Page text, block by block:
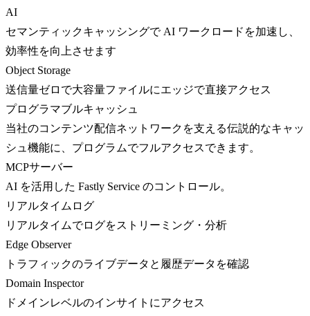
AI
セマンティックキャッシングで AI ワークロードを加速し、
効率性を向上させます
Object Storage
送信量ゼロで大容量ファイルにエッジで直接アクセス
プログラマブルキャッシュ
当社のコンテンツ配信ネットワークを支える伝説的なキャッ
シュ機能に、プログラムでフルアクセスできます。
MCPサーバー
AI を活用した Fastly Service のコントロール。
リアルタイムログ
リアルタイムでログをストリーミング・分析
Edge Observer
トラフィックのライブデータと履歴データを確認
Domain Inspector
ドメインレベルのインサイトにアクセス